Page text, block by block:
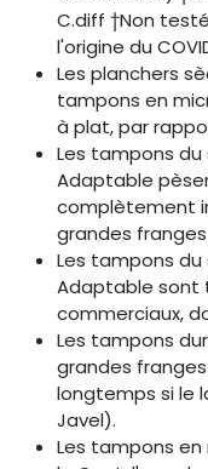
C.diff †Non
l'origine du
Les planchers
tampons en
à plat, par
Les tampons
Adaptable
complètement
grandes
Les tampons
Adaptable sont
commerciaux,
Les tampons
grandes
longtemps si le
Javel).
Les tampons